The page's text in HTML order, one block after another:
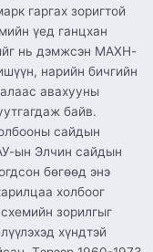
гаргах зоригтой
үед ганцхан
нь дэмжсэн МАХН-
нарийн бичгийн
авахууны
байв.
сайдын
ын Элчин сайдын
бөгөөд энэ
холбоог
зорилгыг
хүндтэй